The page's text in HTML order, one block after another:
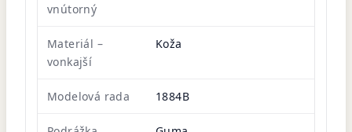
vnútorný
Materiál –
vonkajší
Koža
Modelová rada 1884B